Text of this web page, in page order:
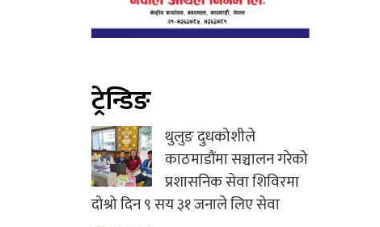
ट्रेन्डिङ
थुलुङ दुधकोशीले
काठमाडौंमा सञ्चालन गरेको
प्रशासनिक सेवा शिविरमा
दोश्रो दिन ९ सय ३१ जनाले लिए सेवा